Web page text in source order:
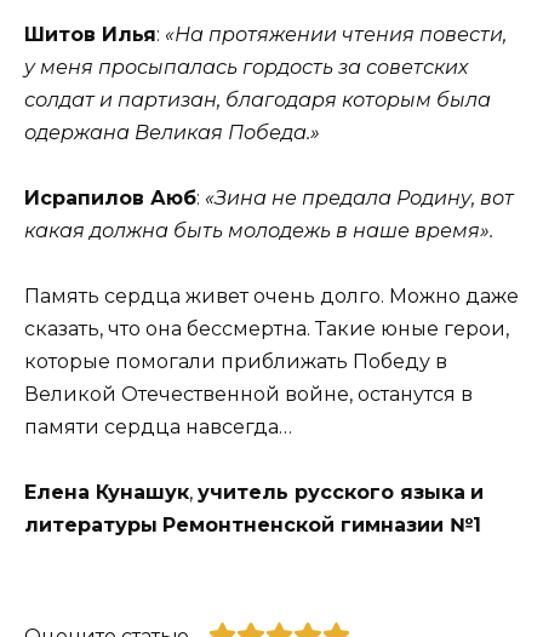
Шитов Илья: «На протяжении чтения повести,
у меня просыпалась гордость за советских
солдат и партизан, благодаря которым была
одержана Великая Победа.»
Исрапилов Аюб: «Зина не предала Родину, вот
какая должна быть молодежь в наше время».
Память сердца живет очень долго. Можно даже
сказать, что она бессмертна. Такие юные герои,
которые помогали приближать Победу в
Великой Отечественной войне, останутся в
памяти сердца навсегда…
Елена Кунашук, учитель русского языка и
литературы Ремонтненской гимназии №1